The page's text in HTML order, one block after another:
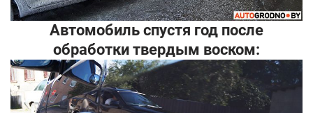
Автомобиль спустя год после
обработки твердым воском: